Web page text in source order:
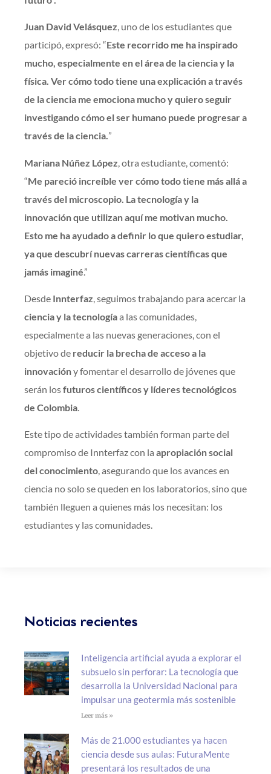
Juan David Velásquez, uno de los estudiantes que
participó, expresó: “Este recorrido me ha inspirado
mucho, especialmente en el área de la ciencia y la
física. Ver cómo todo tiene una explicación a través
de la ciencia me emociona mucho y quiero seguir
investigando cómo el ser humano puede progresar a
través de la ciencia.”
Mariana Núñez López , otra estudiante, comentó:
“Me pareció increíble ver cómo todo tiene más allá a
través del microscopio. La tecnología y la
innovación que utilizan aquí me motivan mucho.
Esto me ha ayudado a definir lo que quiero estudiar,
ya que descubrí nuevas carreras científicas que
jamás imaginé.”
Desde Innterfaz, seguimos trabajando para acercar la
ciencia y la tecnologíaa las comunidades,
especialmente a las nuevas generaciones, con el
objetivo de reducir la brecha de acceso a la
innovacióny fomentar el desarrollo de jóvenes que
serán losfuturos científicos y líderes tecnológicos
de Colombia.
Este tipo de actividades también forman parte del
compromiso de Innterfaz con la apropiación social
del conocimiento, asegurando que los avances en
ciencia no solo se queden en los laboratorios, sino que
también lleguen a quienes más los necesitan: los
estudiantes y las comunidades.
Noticias recientes
Inteligencia artificial ayuda a explorar el
subsuelo sin perforar: La tecnología que
desarrolla la Universidad Nacional para
impulsar una geotermia más sostenible
Leer más »
Más de 21.000 estudiantes ya hacen
ciencia desde sus aulas: FuturaMente
presentará los resultados de una